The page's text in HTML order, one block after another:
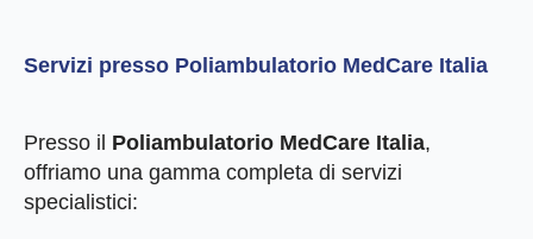
Servizi presso Poliambulatorio MedCare Italia
Presso il Poliambulatorio MedCare Italia,
offriamo una gamma completa di servizi
specialistici: